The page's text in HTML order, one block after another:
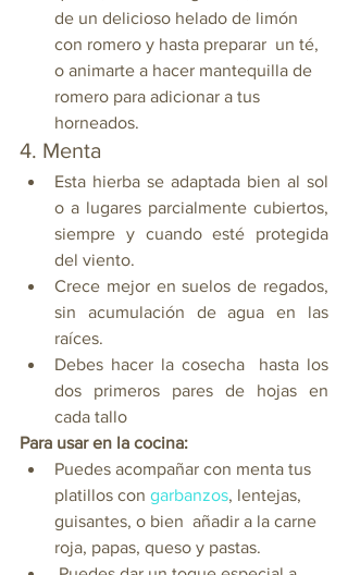
de un delicioso helado de limón
con romero y hasta preparar  un té,
o animarte a hacer mantequilla de
romero para adicionar a tus
horneados.
4. Menta
Esta hierba se adaptada bien al sol
o a lugares parcialmente cubiertos,
siempre y cuando esté protegida
del viento.
Crece mejor en suelos de regados,
sin acumulación de agua en las
raíces.
Debes hacer la cosecha  hasta los
dos primeros pares de hojas en
cada tallo
Para usar en la cocina:
Puedes acompañar con menta tus
platillos con garbanzos, lentejas,
guisantes, o bien  añadir a la carne
roja, papas, queso y pastas.